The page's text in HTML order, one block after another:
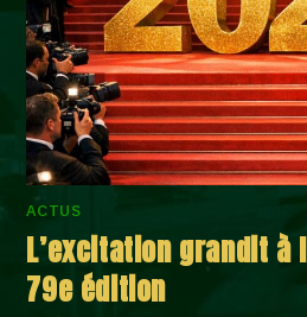
ACTUS
L’excitation grandit à
79e édition